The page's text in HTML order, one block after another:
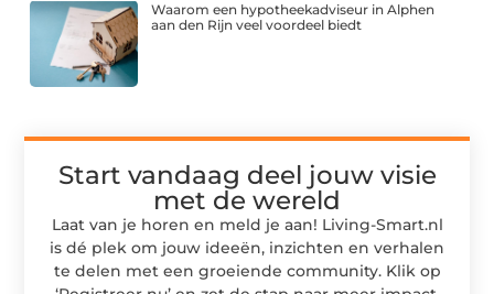
Waarom een hypotheekadviseur in Alphen
aan den Rijn veel voordeel biedt
Start vandaag deel jouw visie
met de wereld
Laat van je horen en meld je aan! Living-Smart.nl
is dé plek om jouw ideeën, inzichten en verhalen
te delen met een groeiende community. Klik op